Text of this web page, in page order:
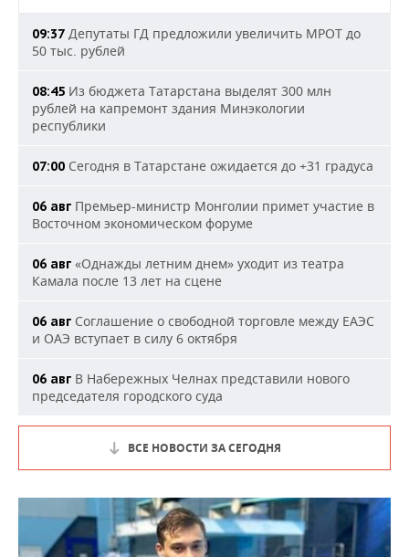
09:37 Депутаты ГД предложили увеличить МРОТ до
50 тыс. рублей
08:45 Из бюджета Татарстана выделят 300 млн
рублей на капремонт здания Минэкологии
республики
07:00 Сегодня в Татарстане ожидается до +31 градуса
06 авг Премьер-министр Монголии примет участие в
Восточном экономическом форуме
06 авг «Однажды летним днем» уходит из театра
Камала после 13 лет на сцене
06 авг Соглашение о свободной торговле между ЕАЭС
и ОАЭ вступает в силу 6 октября
06 авг В Набережных Челнах представили нового
председателя городского суда
ВСЕ НОВОСТИ ЗА СЕГОДНЯ